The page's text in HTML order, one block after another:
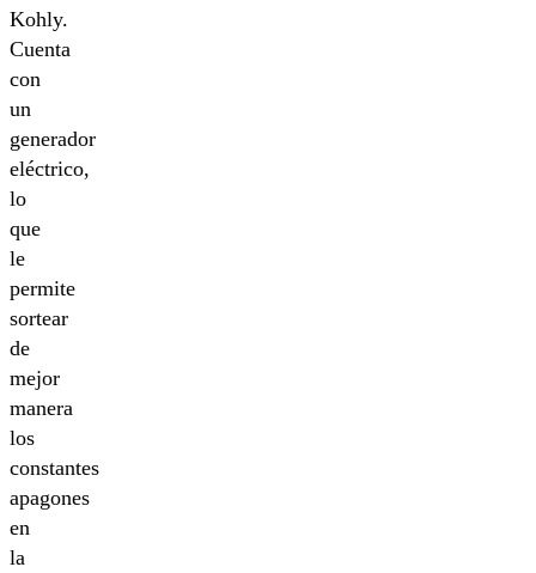
Kohly.
Cuenta
con
un
generador
eléctrico,
lo
que
le
permite
sortear
de
mejor
manera
los
constantes
apagones
en
la